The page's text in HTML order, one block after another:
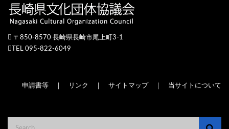
〒850-8570 長崎県長崎市尾上町3-1
TEL 095-822-6049
申請書等 リンク サイトマップ 当サイトについて